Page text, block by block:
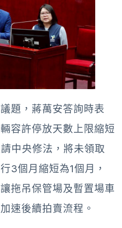
題，蔣萬安答詢時表
容許停放天數上限縮短
中央修法，將未領取
3個月縮短為1個月，
拖吊保管場及暫置場車
速後續拍賣流程。